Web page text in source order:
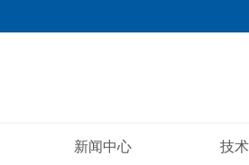
新闻中心 技